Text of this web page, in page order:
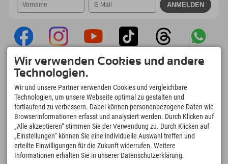
Explorer App
Upload Deiner #ExplorerMoments, Mein
Explorer To Go mit Buchungsübersicht,
Bucketlist, Restaurantübersicht uvm. Jetzt
downloaden!
Zeit für Explorer Moments
166
Bergseen und Erlebnisbäder
4.634km
Pisten zum Skifahren und
Wir verwenden Cookies und andere
Technologien.
Wir und unsere Partner verwenden Cookies und vergleichbare
Technologien, um unsere Webseite optimal zu gestalten und
fortlaufend zu verbessern. Dabei können personenbezogene Daten wie
Browserinformationen erfasst und analysiert werden. Durch Klicken auf
„Alle akzeptieren“ stimmen Sie der Verwendung zu. Durch Klicken auf
„Einstellungen“ können Sie eine individuelle Auswahl treffen und
erteilte Einwilligungen für die Zukunft widerrufen. Weitere
Informationen erhalten Sie in unserer Datenschutzerklärung.